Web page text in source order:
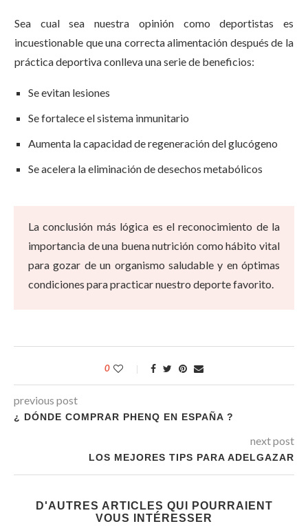
Sea cual sea nuestra opinión como deportistas es
incuestionable que una correcta alimentación después de la
práctica deportiva conlleva una serie de beneficios:
Se evitan lesiones
Se fortalece el sistema inmunitario
Aumenta la capacidad de regeneración del glucógeno
Se acelera la eliminación de desechos metabólicos
La conclusión más lógica es el reconocimiento de la
importancia de una buena nutrición como hábito vital
para gozar de un organismo saludable y en óptimas
condiciones para practicar nuestro deporte favorito.
0
previous post
¿ DÓNDE COMPRAR PHENQ EN ESPAÑA ?
next post
LOS MEJORES TIPS PARA ADELGAZAR
D'AUTRES ARTICLES QUI POURRAIENT
VOUS INTÉRESSER